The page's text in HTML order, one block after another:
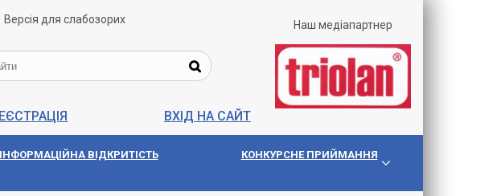
Версія для слабозорих
ВХІД НА САЙТ
Наш медіапартнер
IНФОРМАЦIЙНА ВIДКРИТIСТЬ КОНКУРСНЕ ПРИЙМАННЯ